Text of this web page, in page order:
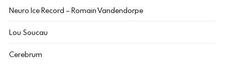
Neuro Ice Record – Romain Vandendorpe
Lou Soucau
Cerebrum